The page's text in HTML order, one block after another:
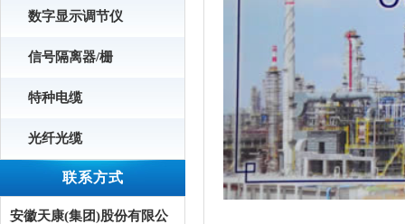
数字显示调节仪
信号隔离器/栅
特种电缆
光纤光缆
联系方式
安徽天康(集团)股份有限公